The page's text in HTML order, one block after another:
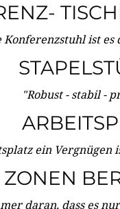
Konferenzstuhl ist
"Robust - stabil -
ein Vergnügen
ZONEN
daran, dass es